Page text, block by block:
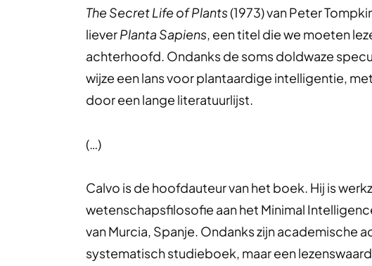
The Secret Life of Plants(1973) van Peter
lieverPlanta Sapiens, een titel die we moeten
achterhoofd. Ondanks de soms doldwaze
wijze een lans voor plantaardige intelligentie,
door een lange literatuurlijst.
(…)
Calvo is de hoofdauteur van het boek. Hij is
wetenschapsfilosofie aan het Minimal
van Murcia, Spanje. Ondanks zijn academische
systematisch studieboek, maar een